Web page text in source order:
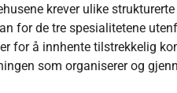
krever ulike
for de tre spesialitetene
for å innhente tilstrekkelig
som organiserer og